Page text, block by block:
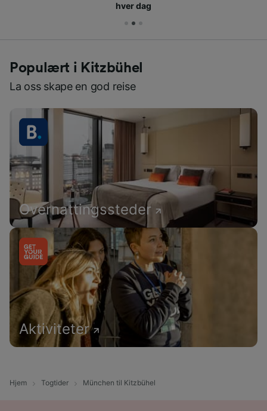
hver dag
Populært i Kitzbühel
La oss skape en god reise
Overnattingssteder
Aktiviteter
Hjem Togtider München til Kitzbühel